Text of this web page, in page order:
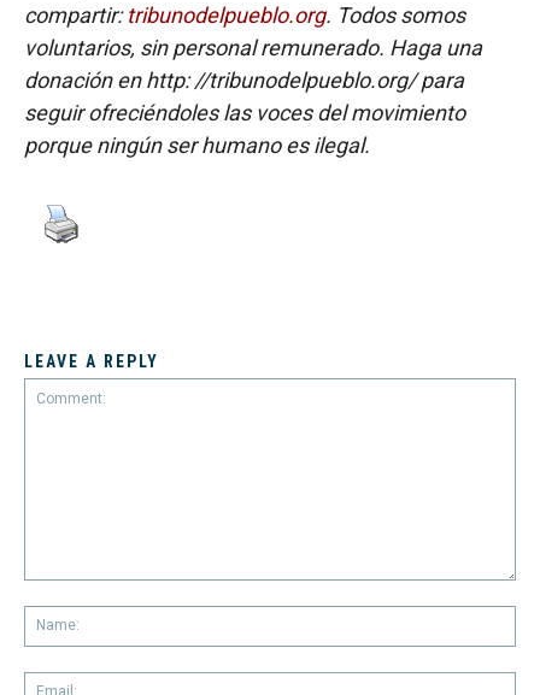
compartir:tribunodelpueblo.org. Todos somos
voluntarios, sin personal remunerado. Haga una
donación en http: //tribunodelpueblo.org/ para
seguir ofreciéndoles las voces del movimiento
porque ningún ser humano es ilegal.
LEAVE A REPLY